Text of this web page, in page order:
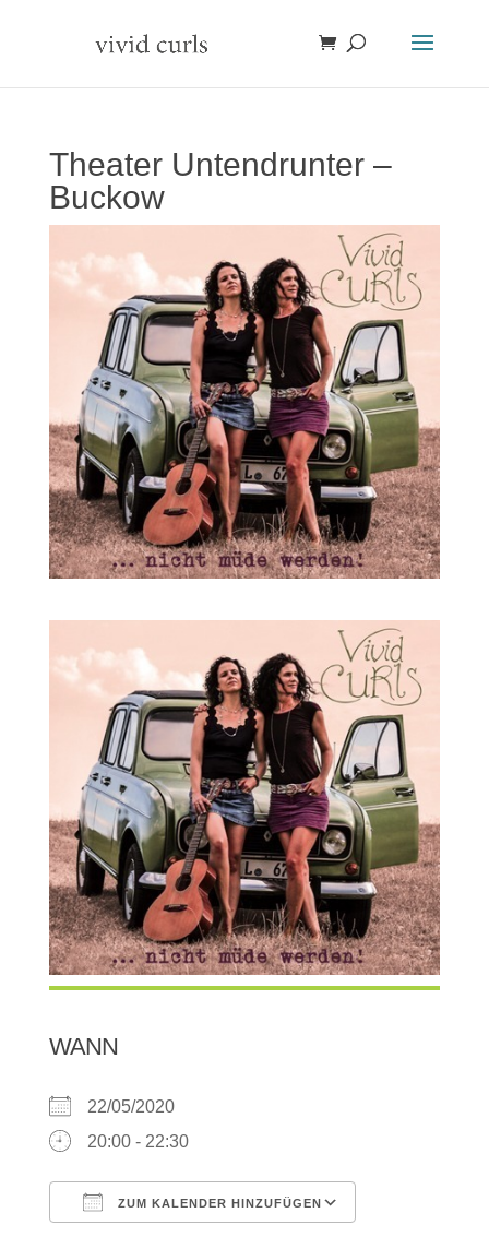
Theater Untendrunter –
Buckow
WANN
22/05/2020
20:00 - 22:30
ZUM KALENDER HINZUFÜGEN